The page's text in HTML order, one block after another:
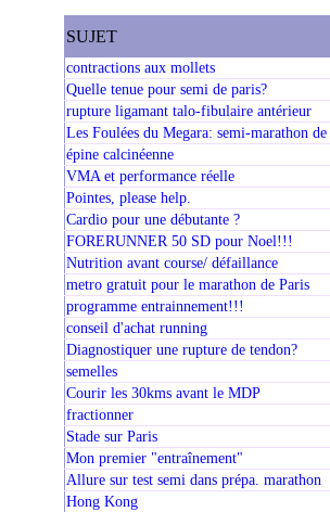
SUJET
contractions aux mollets
Quelle tenue pour semi de paris?
rupture ligamant talo-fibulaire antérieur
Les Foulées du Megara: semi-marathon
épine calcinéenne
VMA et performance réelle
Pointes, please help.
Cardio pour une débutante ?
FORERUNNER 50 SD pour Noel!!!
Nutrition avant course/ défaillance
metro gratuit pour le marathon de Paris
programme entrainnement!!!
conseil d'achat running
Diagnostiquer une rupture de tendon?
semelles
Courir les 30kms avant le MDP
fractionner
Stade sur Paris
Mon premier "entraînement"
Allure sur test semi dans prépa. marathon
Hong Kong